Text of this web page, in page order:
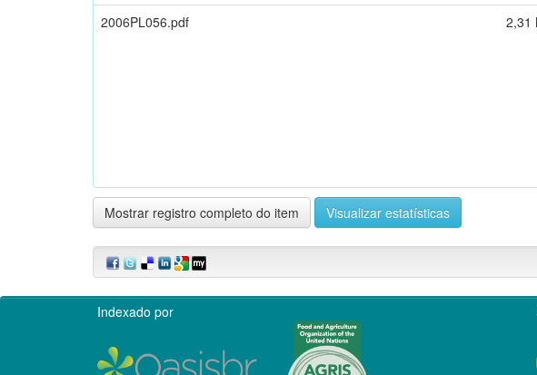
2006PL056.pdf
2,31
Mostrar registro completo do item Visualizar estatísticas
Indexado por